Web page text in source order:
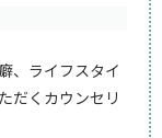
、ライフスタイ
だくカウンセリ